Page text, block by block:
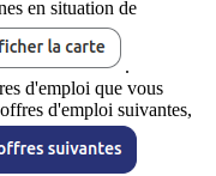
en situation de
.
d'emploi que vous
d'emploi suivantes,